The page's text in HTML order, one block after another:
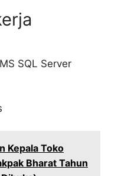
SQL Server
Kepala Toko
Bharat Tahun